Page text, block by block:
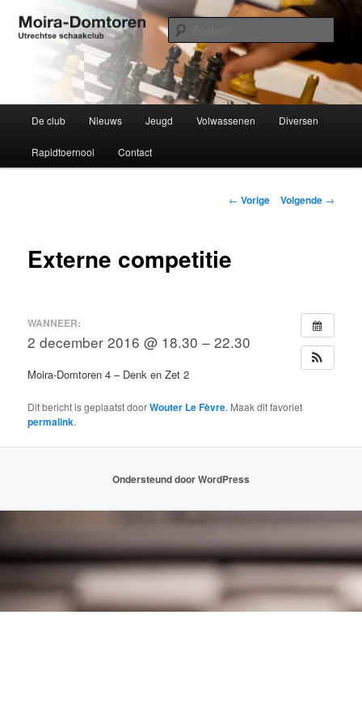
naar
Moira-Domtoren
Utrechtse schaakclub opgericht 1934
De club Nieuws Jeugd Volwassenen Diversen
Rapidtoernooi Contact
Bericht
← Vorige Volgende →
Externe competitie
WANNEER:
2 december 2016 @ 18.30 – 22.30
Moira-Domtoren 4 – Denk en Zet 2
Dit bericht is geplaatst doorWouter Le Fèvre. Maak dit favoriet
permalink.
Ondersteund door WordPress